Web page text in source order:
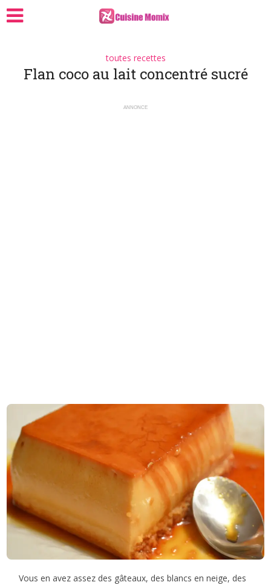
toutes recettes
Flan coco au lait concentré sucré
ANNONCE
Vous en avez assez des gâteaux, des blancs en neige, des